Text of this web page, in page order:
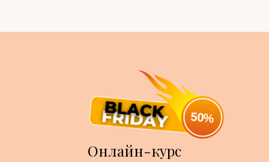
Онлайн-курс
50%